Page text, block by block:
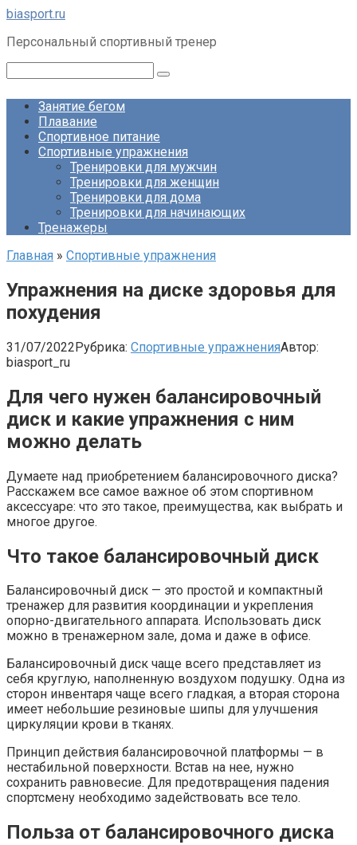
Перейти
контенту
biasport.ru
Персональный спортивный тренер
Занятие бегом
Плавание
Спортивное питание
Спортивные упражнения
Тренировки для мужчин
Тренировки для женщин
Тренировки для дома
Тренировки для начинающих
Тренажеры
Главная » Спортивные упражнения
Упражнения на диске здоровья для
похудения
31/07/2022Рубрика: Спортивные упражненияАвтор:
biasport_ru
Для чего нужен балансировочный
диск и какие упражнения с ним
можно делать
Думаете над приобретением балансировочного диска?
Расскажем все самое важное об этом спортивном
аксессуаре: что это такое, преимущества, как выбрать и
многое другое.
Что такое балансировочный диск
Балансировочный диск — это простой и компактный
тренажер для развития координации и укрепления
опорно-двигательного аппарата. Использовать диск
можно в тренажерном зале, дома и даже в офисе.
Балансировочный диск чаще всего представляет из
себя круглую, наполненную воздухом подушку. Одна из
сторон инвентаря чаще всего гладкая, а вторая сторона
имеет небольшие резиновые шипы для улучшения
циркуляции крови в тканях.
Принцип действия балансировочной платформы — в
нестабильной поверхности. Встав на нее, нужно
сохранить равновесие. Для предотвращения падения
спортсмену необходимо задействовать все тело.
Польза от балансировочного диска